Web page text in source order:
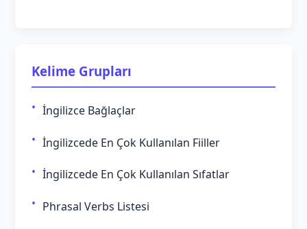
Kelime Grupları
İngilizce Bağlaçlar
İngilizcede En Çok Kullanılan Fiiller
İngilizcede En Çok Kullanılan Sıfatlar
Phrasal Verbs Listesi